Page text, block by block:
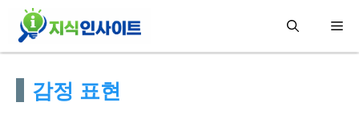
메
감정 표현